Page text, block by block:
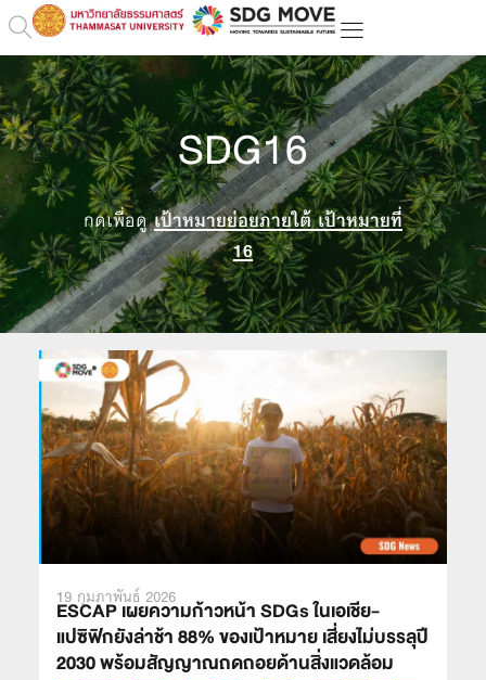
SDG16
กดเพื่อดูเป้าหมายย่อยภายใต้ เป้าหมายที่
16
19 กุมภาพันธ์ 2026
ESCAP เผยความก้าวหน้า SDGs ในเอเชีย-
แปซิฟิกยังล่าช้า 88% ของเป้าหมาย เสี่ยงไม่บรรลุปี
2030 พร้อมสัญญาณถดถอยด้านสิ่งแวดล้อม